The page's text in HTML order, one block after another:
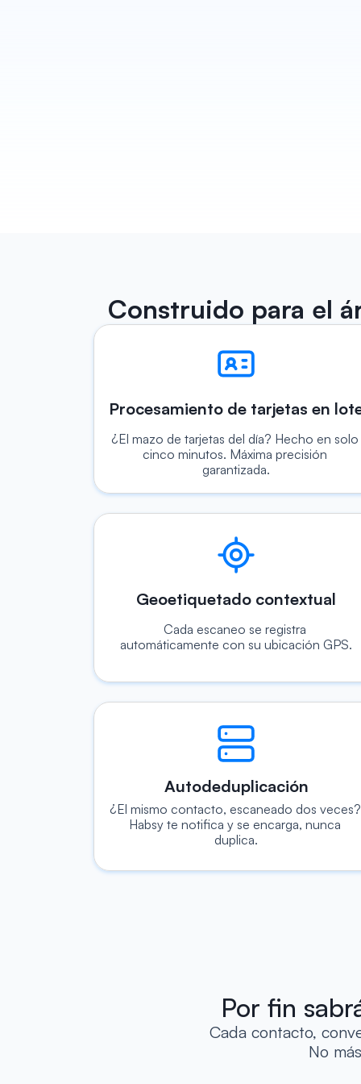
Construido para el
Procesamiento de tarjetas en
¿El mazo de tarjetas del día? Hecho en solo
cinco minutos. Máxima precisión
garantizada.
Geoetiquetado contextual
Cada escaneo se registra
automáticamente con su ubicación GPS.
Autodeduplicación
¿El mismo contacto, escaneado dos veces?
Habsy te notifica y se encarga, nunca
duplica.
Por fin
Cada contacto,
No